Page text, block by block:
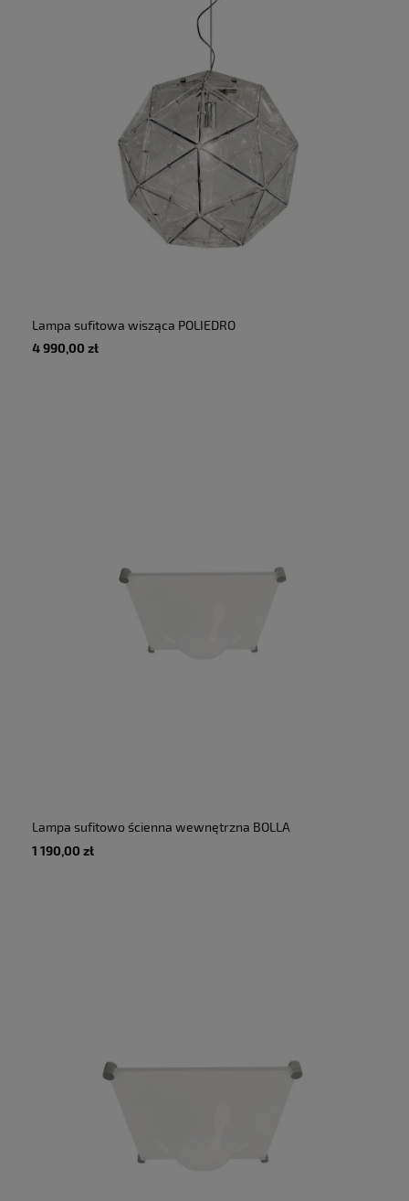
Lampa sufitowa wisząca POLIEDRO
przezroczysta - 20W E27 230V IP20 -
4 990,00 zł
Lampa sufitowo ścienna wewnętrzna BOLLA
35 biały matowy-szary - 16W E27 1950lm
1 190,00 zł